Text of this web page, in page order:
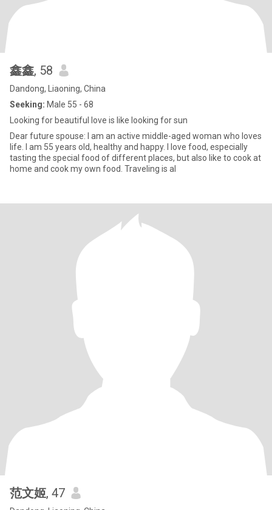
鑫鑫, 58
Dandong, Liaoning, China
Seeking: Male 55 - 68
Looking for beautiful love is like looking for sun
Dear future spouse: I am an active middle-aged woman who loves
life. I am 55 years old, healthy and happy. I love food, especially
tasting the special food of different places, but also like to cook at
home and cook my own food. Traveling is al
范文姬, 47